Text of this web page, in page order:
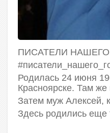
ПИСАТЕЛИ
Родилась 24 июня
Красноярске. Там
Затем муж Алексей,
Здесь родились